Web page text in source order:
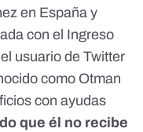
en España y
con el Ingreso
usuario de Twitter
como Otman
con ayudas
que él no recibe